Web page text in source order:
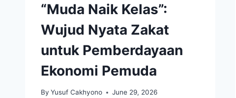
“Muda Naik Kelas”:
Wujud Nyata Zakat
untuk Pemberdayaan
Ekonomi Pemuda
By Yusuf Cakhyono June 29, 2026